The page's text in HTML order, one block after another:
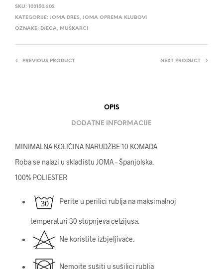
SKU: 103150.602
KATEGORIJE: JOMA DRES, JOMA OPREMA KLUBOVI
OZNAKE: DJECA, MUŠKARCI
PREVIOUS PRODUCT NEXT PRODUCT
OPIS
DODATNE INFORMACIJE
MINIMALNA KOLIČINA NARUDŽBE 10 KOMADA
Roba se nalazi u skladištu JOMA – Španjolska.
100% POLIESTER
Perite u perilici rublja na maksimalnoj
temperaturi 30 stupnjeva celzijusa.
Ne koristite izbjeljivače.
Nemojte sušiti u sušilici rublja